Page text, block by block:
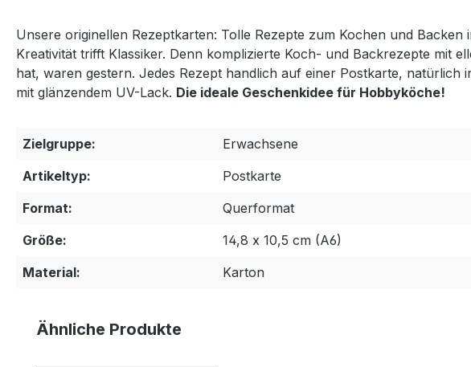
Unsere originellen Rezeptkarten: Tolle Rezepte zum Kochen und
Kreativität trifft Klassiker. Denn komplizierte Koch- und Backrezepte mit
hat, waren gestern. Jedes Rezept handlich auf einer Postkarte,
mit glänzendem UV-Lack. Die ideale Geschenkidee für Hobbyköche!
Zielgruppe:
Erwachsene
Artikeltyp:
Postkarte
Format:
Querformat
Größe:
14,8 x 10,5 cm (A6)
Material:
Karton
Produktgalerie überspringen
Ähnliche Produkte